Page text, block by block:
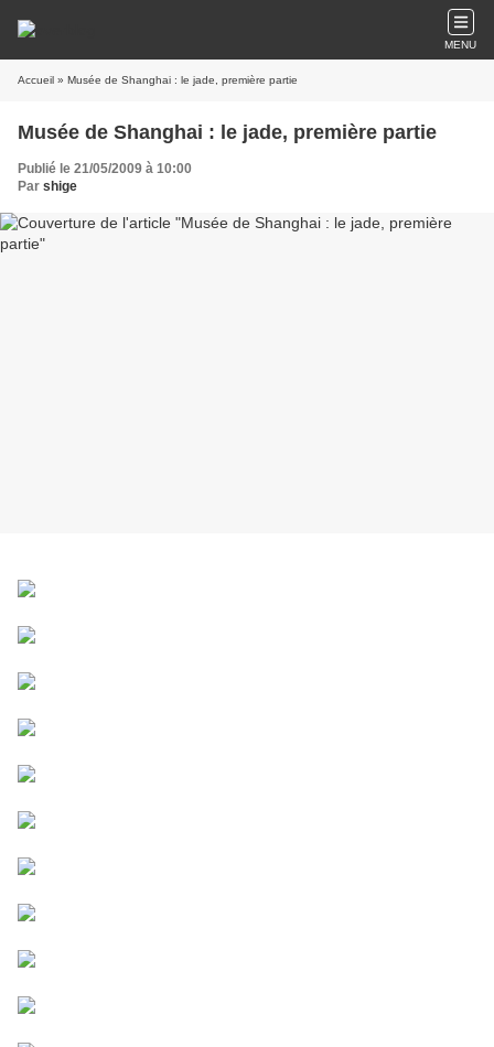
MENU
Accueil » Musée de Shanghai : le jade, première partie
Musée de Shanghai : le jade, première partie
Publié le 21/05/2009 à 10:00
Par shige